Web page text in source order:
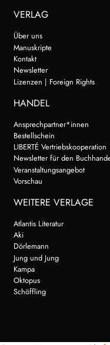
VERLAG
Über uns
Manuskripte
Kontakt
Newsletter
Lizenzen | Foreign Rights
HANDEL
Ansprechpartner*innen
Bestellschein
LIBERTÉ Vertriebskooperation
Newsletter für den
Veranstaltungsangebot
Vorschau
WEITERE VERLAGE
Atlantis Literatur
Aki
Dörlemann
Jung und Jung
Kampa
Oktopus
Schöffling